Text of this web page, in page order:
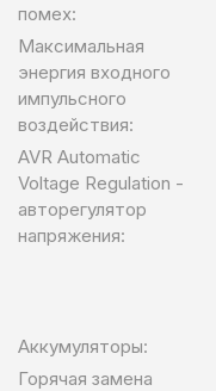
помех:
Максимальная
энергия входного
импульсного
воздействия:
AVR Automatic
Voltage Regulation -
авторегулятор
напряжения:
Аккумуляторы:
Горячая замена